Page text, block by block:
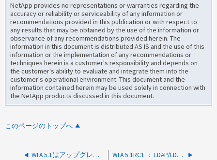
NetApp provides no representations or warranties regarding the
accuracy or reliability or serviceability of any information or
recommendations provided in this publication or with respect to
any results that may be obtained by the use of the information or
observance of any recommendations provided herein. The
information in this document is distributed AS IS and the use of this
information or the implementation of any recommendations or
techniques herein is a customer's responsibility and depends on
the customer's ability to evaluate and integrate them into the
customer's operational environment. This document and the
information contained herein may be used solely in connection with
the NetApp products discussed in this document.
このページのトップへ
WFA 5.1はアップグレード後に起動しません WFA 5.1RC1 ： LDAP/LDAPS 経由でユーザを認証できません